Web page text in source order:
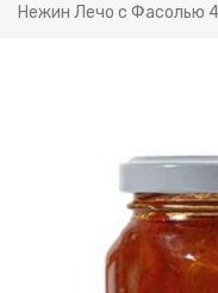
Нежин Лечо с Фасолью